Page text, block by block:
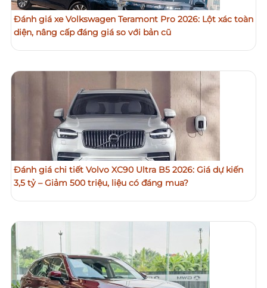
Đánh giá xe Volkswagen Teramont Pro 2026: Lột xác toàn
diện, nâng cấp đáng giá so với bản cũ
Đánh giá chi tiết Volvo XC90 Ultra B5 2026: Giá dự kiến
3,5 tỷ – Giảm 500 triệu, liệu có đáng mua?